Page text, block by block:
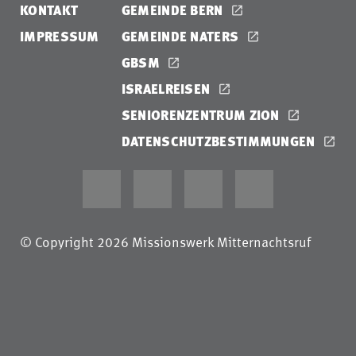
KONTAKT
IMPRESSUM
GEMEINDE BERN
GEMEINDE NATERS
GBSM
ISRAELREISEN
SENIORENZENTRUM ZION
DATENSCHUTZBESTIMMUNGEN
© Copyright 2026 Missionswerk Mitternachtsruf